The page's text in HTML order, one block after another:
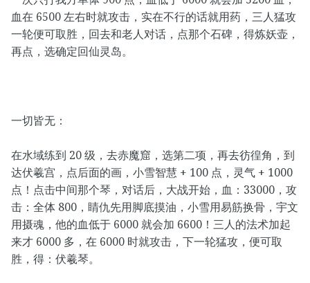
血在 6500 左右时就攻击，实在不行的话就用药，三人猛攻
一轮便可取胜，回去和老人对话，点那个石碑，得炼妖壶，
再点，选确定回仙灵岛。
一切皆无：
在水域练到 20 级，去赤魔窟，选第二项，再去彷徨角，到
达伏羲宫，点后面的画，小雪智慧 + 100 点，灵气 + 1000
点！点击中间那个琴，对话后，大战开始，血：33000，攻
击：全体 800，睛仇先用脚底摸油，小雪用易筋换骨，宇文
用摄魂，他的血低于 6000 就会加 6600！三人的法术加起
来才 6000 多，在 6000 时就攻击，下一轮猛攻，便可取
胜，得：伏羲琴。